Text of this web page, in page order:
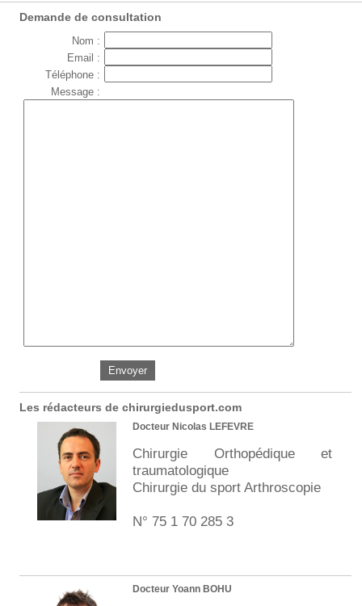
Demande de consultation
Nom :
Email :
Téléphone :
Message :
Envoyer
Les rédacteurs de chirurgiedusport.com
Docteur Nicolas LEFEVRE
Chirurgie Orthopédique et
traumatologique
Chirurgie du sport Arthroscopie
N° 75 1 70 285 3
Docteur Yoann BOHU